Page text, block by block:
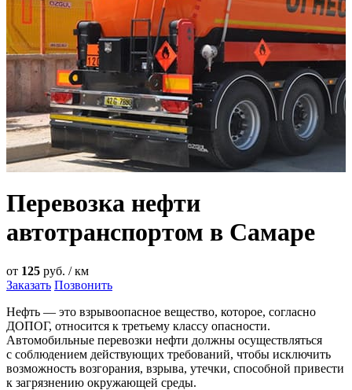
Перевозка нефти
автотранспортом в Самаре
от 125 руб. / км
Заказать Позвонить
Нефть — это взрывоопасное вещество, которое, согласно
ДОПОГ, относится к третьему классу опасности.
Автомобильные перевозки нефти должны осуществляться
с соблюдением действующих требований, чтобы исключить
возможность возгорания, взрыва, утечки, способной привести
к загрязнению окружающей среды.